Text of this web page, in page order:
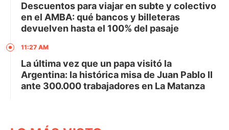
Descuentos para viajar en subte y colectivo
en el AMBA: qué bancos y billeteras
devuelven hasta el 100% del pasaje
11:27 AM
La última vez que un papa visitó la
Argentina: la histórica misa de Juan Pablo II
ante 300.000 trabajadores en La Matanza